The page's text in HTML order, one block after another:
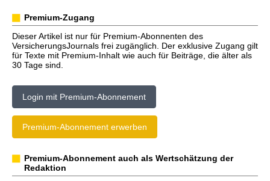
Premium-Zugang
Dieser Artikel ist nur für Premium-Abonnenten des
VersicherungsJournals frei zugänglich. Der exklusive Zugang gilt
für Texte mit Premium-Inhalt wie auch für Beiträge, die älter als
30 Tage sind.
Login mit Premium-Abonnement
Premium-Abonnement erwerben
Premium-Abonnement auch als Wertschätzung der
Redaktion